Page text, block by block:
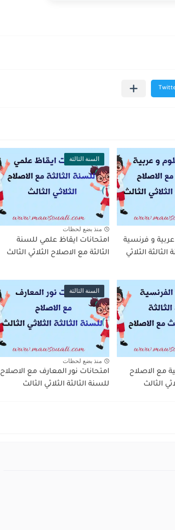
و فرنسية
الثلاثي
السنة الثالثة
منذ بضع لحظات
امتحانات ايقاظ علمي للسنة
الثالثة مع الاصلاح الثلاثي الثالث
مع الاصلاح
الثالث
السنة الثالثة
منذ بضع لحظات
امتحانات نور المعارف مع الاصلاح
للسنة الثالثة الثلاثي الثالث